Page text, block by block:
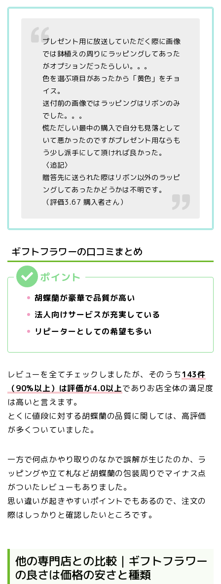
プレゼント用に放送していただく際に画像
では鉢植えの周りにラッピングしてあった
がオプションだったらしい。。。
色を選ぶ項目があったから「黄色」をチョ
イス。
送付前の画像ではラッピングはリボンのみ
でした。。。
慌ただしい最中の購入で自分も見落として
いて悪かったのですがプレゼント用ならも
う少し派手にして頂ければ良かった。
〈追記〉
贈答先に送られた際はリボン以外のラッピ
ングしてあったかどうかは不明です。
（評価3.67 購入者さん）
ギフトフラワーの口コミまとめ
胡蝶蘭が豪華で品質が高い
法人向けサービスが充実している
リピーターとしての希望も多い
レビューを全てチェックしましたが、そのうち143件
（90%以上）は評価が4.0以上でありお店全体の満足度
は高いと言えます。
とくに値段に対する胡蝶蘭の品質に関しては、高評価
が多くついていました。
一方で何点かやり取りのなかで誤解が生じたのか、ラ
ッピングや立て札など胡蝶蘭の包装周りでマイナス点
がついたレビューもありました。
思い違いが起きやすいポイントでもあるので、注文の
際はしっかりと確認したいところです。
他の専門店との比較｜ギフトフラワー
の良さは価格の安さと種類